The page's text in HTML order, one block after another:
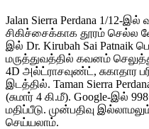
Jalan Sierra Perdana 1/12-
சிகிச்சைக்காக தூரம் செல்ல
இல் Dr. Kirubah Sai Patnaik
மருத்துவத்தில் கவனம்
4D அல்ட்ராசவுண்ட்,
இடத்தில். Taman Sierra
(சுமார் 4 கி.மீ). Google-இல்
மதிப்பீடு. முன்பதிவு
செய்யலாம்.